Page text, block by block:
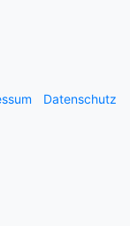
Datenschutz